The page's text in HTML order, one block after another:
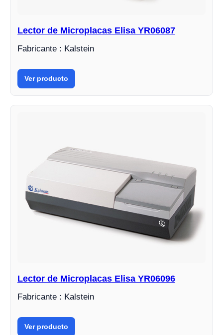
Lector de Microplacas Elisa YR06087
Fabricante : Kalstein
Ver producto
Lector de Microplacas Elisa YR06096
Fabricante : Kalstein
Ver producto